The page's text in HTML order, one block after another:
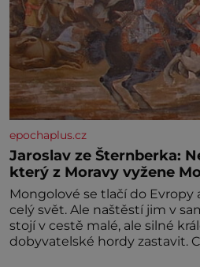
epochaplus.cz
Jaroslav ze Šternberka:
který z Moravy vyžene
Mongolové se tlačí do Evropy
celý svět. Ale naštěstí jim v
stojí v cestě malé, ale silné
dobyvatelské hordy zastavit.